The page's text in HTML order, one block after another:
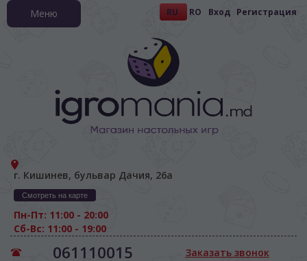
RU RO Вход Регистрация
г. Кишинев, бульвар Дачия, 26а
Смотреть на карте
Пн-Пт: 11:00 - 20:00
Сб-Вс: 11:00 - 19:00
061110015
Заказать звонок
Меню